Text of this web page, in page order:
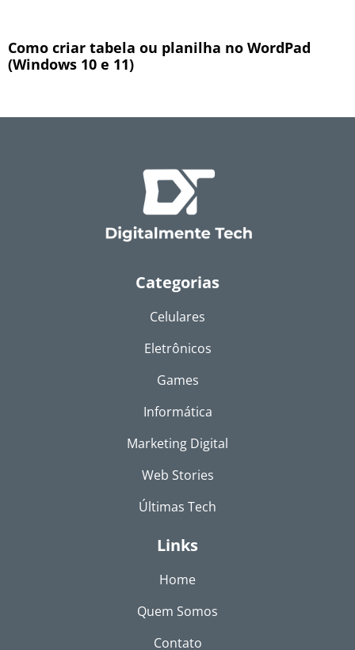
Como criar tabela ou planilha no WordPad
(Windows 10 e 11)
Categorias
Celulares
Eletrônicos
Games
Informática
Marketing Digital
Web Stories
Últimas Tech
Links
Home
Quem Somos
Contato